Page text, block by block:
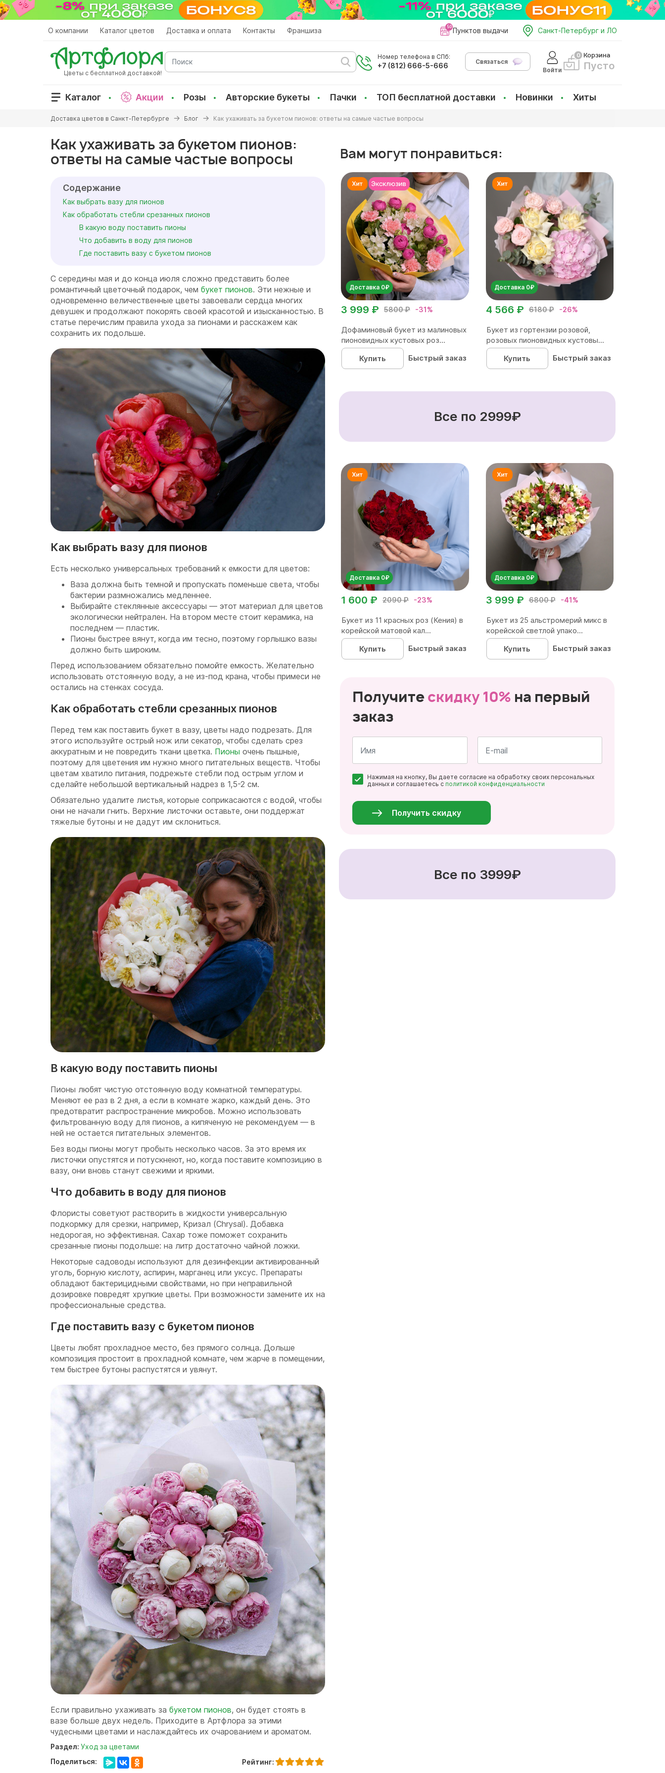
Перейти
к
О компании Каталог цветов Доставка и оплата Контакты Франшиза Пунктов выдачи Санкт-Петербург и ЛО
Цветы с бесплатной доставкой!
Поиск
Номер телефона в СПб:
+7 (812) 666-5-666
Связаться
Войти
Корзина
Пусто
Каталог Акции Розы Авторские букеты Пачки ТОП бесплатной доставки Новинки Хиты
здесь
Доставка цветов в Санкт-Петербурге Блог Как ухаживать за букетом пионов: ответы на самые частые вопросы
Как ухаживать за букетом пионов:
ответы на самые частые вопросы
Содержание
Как выбрать вазу для пионов
Как обработать стебли срезанных пионов
В какую воду поставить пионы
Что добавить в воду для пионов
Где поставить вазу с букетом пионов
С середины мая и до конца июля сложно представить более
романтичный цветочный подарок, чем букет пионов. Эти нежные и
одновременно величественные цветы завоевали сердца многих
девушек и продолжают покорять своей красотой и изысканностью. В
статье перечислим правила ухода за пионами и расскажем как
сохранить их подольше.
Как выбрать вазу для пионов
Есть несколько универсальных требований к емкости для цветов:
Ваза должна быть темной и пропускать поменьше света, чтобы
бактерии размножались медленнее.
Выбирайте стеклянные аксессуары — этот материал для цветов
экологически нейтрален. На втором месте стоит керамика, на
последнем — пластик.
Пионы быстрее вянут, когда им тесно, поэтому горлышко вазы
должно быть широким.
Перед использованием обязательно помойте емкость. Желательно
использовать отстоянную воду, а не из-под крана, чтобы примеси не
остались на стенках сосуда.
Как обработать стебли срезанных пионов
Перед тем как поставить букет в вазу, цветы надо подрезать. Для
этого используйте острый нож или секатор, чтобы сделать срез
аккуратным и не повредить ткани цветка. Пионы очень пышные,
поэтому для цветения им нужно много питательных веществ. Чтобы
цветам хватило питания, подрежьте стебли под острым углом и
сделайте небольшой вертикальный надрез в 1,5-2 см.
Обязательно удалите листья, которые соприкасаются с водой, чтобы
они не начали гнить. Верхние листочки оставьте, они поддержат
тяжелые бутоны и не дадут им склониться.
В какую воду поставить пионы
Пионы любят чистую отстоянную воду комнатной температуры.
Меняют ее раз в 2 дня, а если в комнате жарко, каждый день. Это
предотвратит распространение микробов. Можно использовать
фильтрованную воду для пионов, а кипяченую не рекомендуем — в
ней не остается питательных элементов.
Без воды пионы могут пробыть несколько часов. За это время их
листочки опустятся и потускнеют, но, когда поставите композицию в
вазу, они вновь станут свежими и яркими.
Что добавить в воду для пионов
Флористы советуют растворить в жидкости универсальную
подкормку для срезки, например, Кризал (Chrysal). Добавка
недорогая, но эффективная. Сахар тоже поможет сохранить
срезанные пионы подольше: на литр достаточно чайной ложки.
Некоторые садоводы используют для дезинфекции активированный
уголь, борную кислоту, аспирин, марганец или уксус. Препараты
обладают бактерицидными свойствами, но при неправильной
дозировке повредят хрупкие цветы. При возможности замените их на
профессиональные средства.
Где поставить вазу с букетом пионов
Цветы любят прохладное место, без прямого солнца. Дольше
композиция простоит в прохладной комнате, чем жарче в помещении,
тем быстрее бутоны распустятся и увянут.
Если правильно ухаживать за букетом пионов, он будет стоять в
вазе больше двух недель. Приходите в Артфлора за этими
чудесными цветами и наслаждайтесь их очарованием и ароматом.
Раздел: Уход за цветами
Поделиться:
Рейтинг:
Вам могут понравиться:
Доставка 0₽
5800 ₽ -31%
3 999 ₽
Дофаминовый букет из малиновых
пионовидных кустовых роз...
Купить
Быстрый заказ
Доставка 0₽
6180 ₽ -26%
4 566 ₽
Букет из гортензии розовой,
розовых пионовидных кустовы...
Купить
Быстрый заказ
Все по 2999₽
Доставка 0₽
2090 ₽ -23%
1 600 ₽
Букет из 11 красных роз (Кения) в
корейской матовой кал...
Купить
Быстрый заказ
Доставка 0₽
6800 ₽ -41%
3 999 ₽
Букет из 25 альстромерий микс в
корейской светлой упако...
Купить
Быстрый заказ
Получитескидку 10% на первый
заказ
*
*
Нажимая на кнопку, Вы даете согласие на обработку своих персональных
данных и соглашаетесь с политикой конфиденциальности
Получить скидку
Все по 3999₽